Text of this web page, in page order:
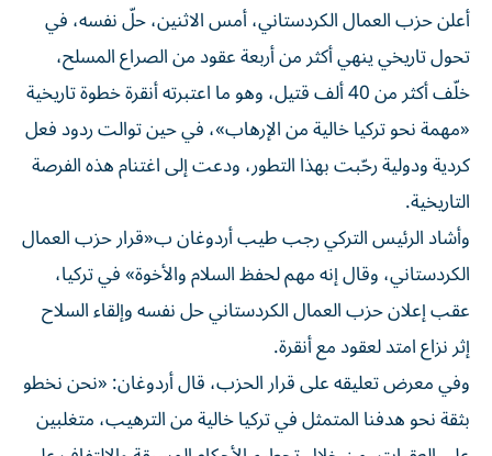
أعلن حزب العمال الكردستاني، أمس الاثنين، حلّ نفسه، في
تحول تاريخي ينهي أكثر من أربعة عقود من الصراع المسلح،
خلّف أكثر من 40 ألف قتيل، وهو ما اعتبرته أنقرة خطوة تاريخية
«مهمة نحو تركيا خالية من الإرهاب»، في حين توالت ردود فعل
كردية ودولية رحّبت بهذا التطور، ودعت إلى اغتنام هذه الفرصة
التاريخية.
وأشاد الرئيس التركي رجب طيب أردوغان ب«قرار حزب العمال
الكردستاني، وقال إنه مهم لحفظ السلام والأخوة» في تركيا،
عقب إعلان حزب العمال الكردستاني حل نفسه وإلقاء السلاح
إثر نزاع امتد لعقود مع أنقرة.
وفي معرض تعليقه على قرار الحزب، قال أردوغان: «نحن نخطو
بثقة نحو هدفنا المتمثل في تركيا خالية من الترهيب، متغلبين